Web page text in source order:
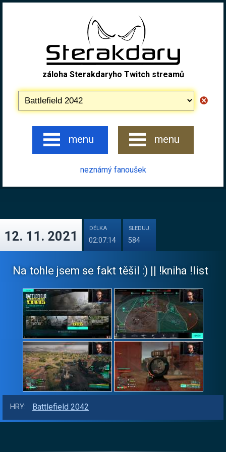
záloha Sterakdaryho Twitch streamů
menu menu
neznámý fanoušek
12. 11. 2021
DÉLKA
02:07:14
SLEDUJ.
584
Na tohle jsem se fakt těšil :) || !kniha !list
HRY: Battlefield 2042